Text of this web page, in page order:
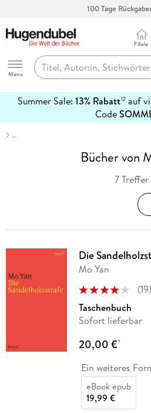
100 Tage
Hugendubel
Menu
Filiale
Summer Sale: 13% Rabatt12auf
Code
erfahren
…
Bücher von
7 Treffer
Die
Mo Yan
(19)
Taschenbuch
Sofort lieferbar
20,00 €*
Ein weiteres
eBook epub
19,99 €